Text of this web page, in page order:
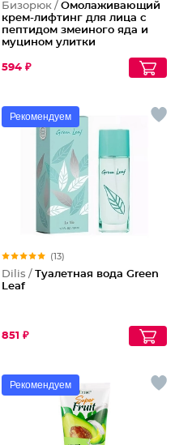
Бизорюк / Омолаживающий
крем-лифтинг для лица с
пептидом змеиного яда и
муцином улитки
594 ₽
Рекомендуем
(13)
Dilis / Туалетная вода Green
Leaf
851 ₽
Рекомендуем